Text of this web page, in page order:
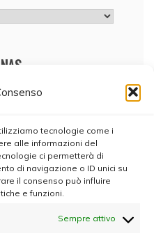
tecnologie come i
alle informazioni del
ci permetterà di
di navigazione o ID unici su
il consenso può influire
e funzioni.
Sempre attivo